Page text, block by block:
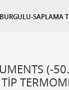
SAPLAMA
(-